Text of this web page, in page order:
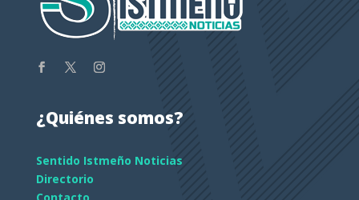
¿Quiénes somos?
Sentido Istmeño Noticias
Directorio